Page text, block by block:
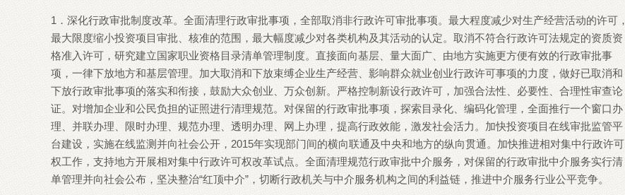
1．深化行政审批制度改革。全面清理行政审批事项，全部取消非行政许可审批事项。最大程度减少对生产经营活动的许可，
最大限度缩小投资项目审批、核准的范围，最大幅度减少对各类机构及其活动的认定。取消不符合行政许可法规定的资质资
格准入许可，研究建立国家职业资格目录清单管理制度。直接面向基层、量大面广、由地方实施更方便有效的行政审批事
项，一律下放地方和基层管理。加大取消和下放束缚企业生产经营、影响群众就业创业行政许可事项的力度，做好已取消和
下放行政审批事项的落实和衔接，鼓励大众创业、万众创新。严格控制新设行政许可，加强合法性、必要性、合理性审查论
证。对增加企业和公民负担的证照进行清理规范。对保留的行政审批事项，探索目录化、编码化管理，全面推行一个窗口办
理、并联办理、限时办理、规范办理、透明办理、网上办理，提高行政效能，激发社会活力。加快投资项目在线审批监管平
台建设，实施在线监测并向社会公开，2015年实现部门间的横向联通及中央和地方的纵向贯通。加快推进相对集中行政许可
权工作，支持地方开展相对集中行政许可权改革试点。全面清理规范行政审批中介服务，对保留的行政审批中介服务实行清
单管理并向社会公布，坚决整治“红顶中介”，切断行政机关与中介服务机构之间的利益链，推进中介服务行业公平竞争。